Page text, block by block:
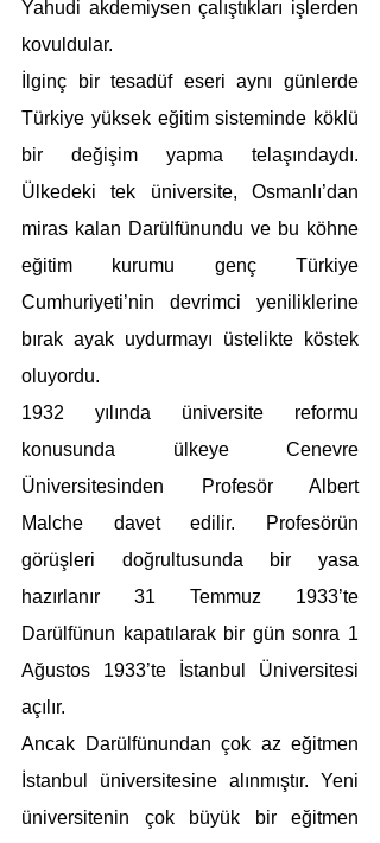
Yahudi akdemiysen çalıştıkları işlerden
kovuldular.
İlginç bir tesadüf eseri aynı günlerde
Türkiye yüksek eğitim sisteminde köklü
bir değişim yapma telaşındaydı.
Ülkedeki tek üniversite, Osmanlı’dan
miras kalan Darülfünundu ve bu köhne
eğitim kurumu genç Türkiye
Cumhuriyeti’nin devrimci yeniliklerine
bırak ayak uydurmayı üstelikte köstek
oluyordu.
1932 yılında üniversite reformu
konusunda ülkeye Cenevre
Üniversitesinden Profesör Albert
Malche davet edilir. Profesörün
görüşleri doğrultusunda bir yasa
hazırlanır 31 Temmuz 1933’te
Darülfünun kapatılarak bir gün sonra 1
Ağustos 1933’te İstanbul Üniversitesi
açılır.
Ancak Darülfünundan çok az eğitmen
İstanbul üniversitesine alınmıştır. Yeni
üniversitenin çok büyük bir eğitmen